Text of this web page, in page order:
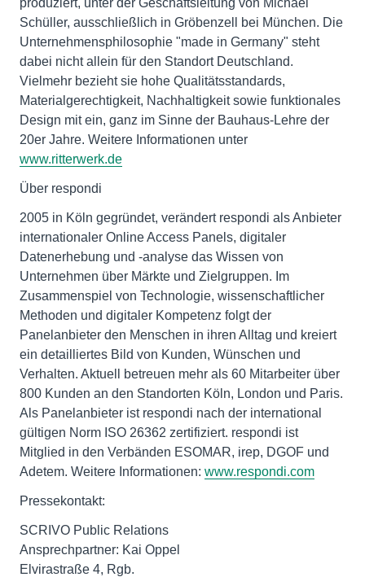
produziert, unter der Geschäftsleitung von Michael
Schüller, ausschließlich in Gröbenzell bei München. Die
Unternehmensphilosophie "made in Germany" steht
dabei nicht allein für den Standort Deutschland.
Vielmehr bezieht sie hohe Qualitätsstandards,
Materialgerechtigkeit, Nachhaltigkeit sowie funktionales
Design mit ein, ganz im Sinne der Bauhaus-Lehre der
20er Jahre. Weitere Informationen unter
www.ritterwerk.de
Über respondi
2005 in Köln gegründet, verändert respondi als Anbieter
internationaler Online Access Panels, digitaler
Datenerhebung und -analyse das Wissen von
Unternehmen über Märkte und Zielgruppen. Im
Zusammenspiel von Technologie, wissenschaftlicher
Methoden und digitaler Kompetenz folgt der
Panelanbieter den Menschen in ihren Alltag und kreiert
ein detailliertes Bild von Kunden, Wünschen und
Verhalten. Aktuell betreuen mehr als 60 Mitarbeiter über
800 Kunden an den Standorten Köln, London und Paris.
Als Panelanbieter ist respondi nach der international
gültigen Norm ISO 26362 zertifiziert. respondi ist
Mitglied in den Verbänden ESOMAR, irep, DGOF und
Adetem. Weitere Informationen: www.respondi.com
Pressekontakt:
SCRIVO Public Relations
Ansprechpartner: Kai Oppel
Elvirastraße 4, Rgb.